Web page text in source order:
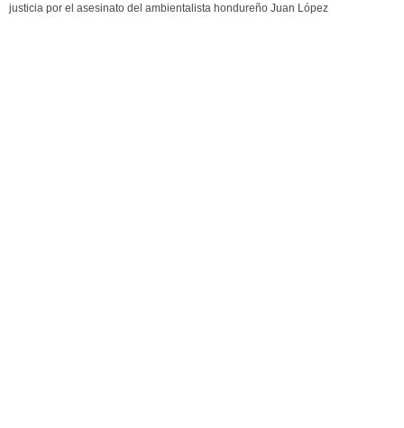
justicia por el asesinato del ambientalista hondureño Juan López